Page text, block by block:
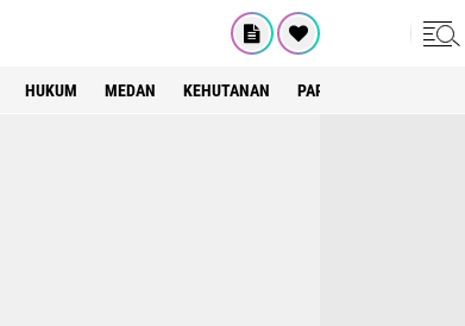
HUKUM MEDAN KEHUTANAN PARIWISATA